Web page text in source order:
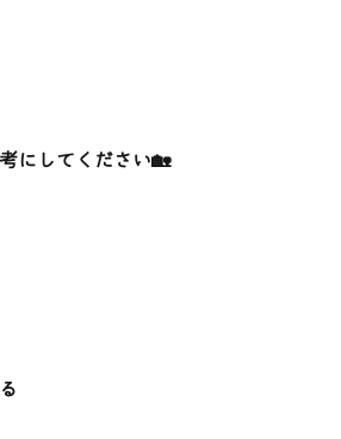
にしてください🏡